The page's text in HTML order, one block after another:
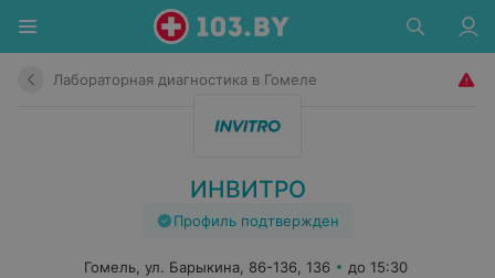
Лабораторная диагностика в Гомеле
ИНВИТРО
Профиль подтвержден
Гомель, ул. Барыкина, 86-136, 136
до 15:30